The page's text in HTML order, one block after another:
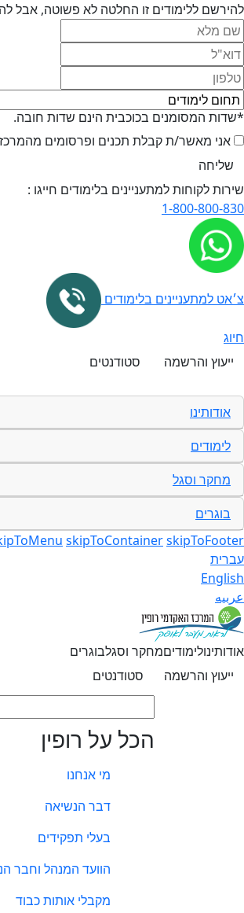
להירשם ללימודים זו החלטה לא פשוטה, אבל
*שדות המסומנים בכוכבית הינם שדות חובה.
אני מאשר/ת קבלת תכנים ופרסומים מהמרכז
שירות לקוחות למתעניינים בלימודים חייגו :
1-800-800-830
צ׳אט למתעניינים בלימודים
חיוג
ייעוץ והרשמה
סטודנטים
אודותינו
לימודים
מחקר וסגל
בוגרים
skipToContainerskipToFooter
עברית
English
عربيه
אודותינולימודיםמחקר וסגלבוגרים
ייעוץ והרשמה
סטודנטים
הכל על רופין
מי אנחנו
דבר הנשיאה
בעלי תפקידים
הוועד המנהל וחבר
מקבלי אותות כבוד